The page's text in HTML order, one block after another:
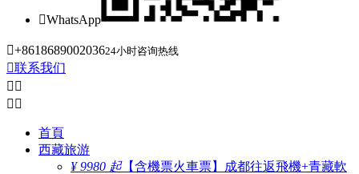
WhatsApp
+861868900203624小时咨询热线
联系我们
 
 
首頁
西藏旅游
¥ 9980 起【含機票火車票】成都往返飛機+青藏軟